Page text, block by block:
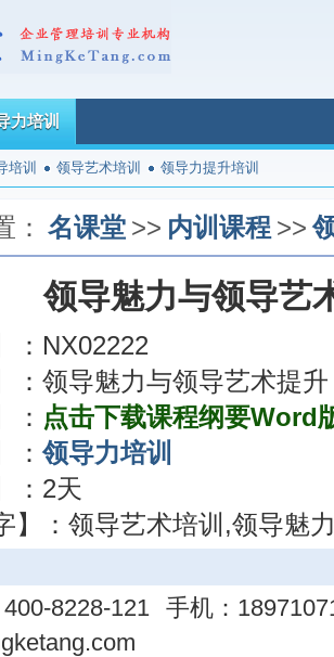
力培训
培训 领导艺术培训 领导力提升培训
： 名课堂 >> 内训课程 >>
领导魅力与领导艺
： NX02222
： 领导魅力与领导艺术提升
： 点击下载课程纲要Word
：领导力培训
： 2天
】： 领导艺术培训,领导魅
400-8228-121 手机：